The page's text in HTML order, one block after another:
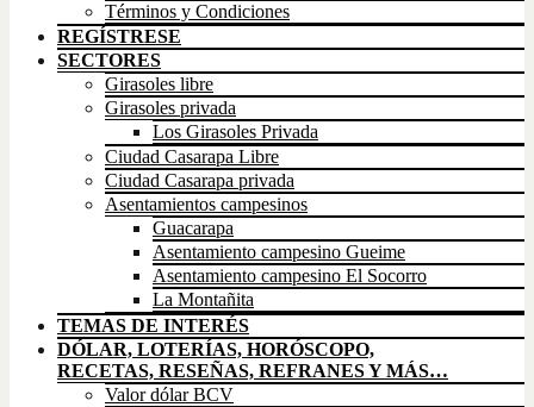
Términos y Condiciones
REGÍSTRESE
SECTORES
Girasoles libre
Girasoles privada
Los Girasoles Privada
Ciudad Casarapa Libre
Ciudad Casarapa privada
Asentamientos campesinos
Guacarapa
Asentamiento campesino Gueime
Asentamiento campesino El Socorro
La Montañita
TEMAS DE INTERÉS
DÓLAR, LOTERÍAS, HORÓSCOPO,
RECETAS, RESEÑAS, REFRANES Y MÁS…
Valor dólar BCV